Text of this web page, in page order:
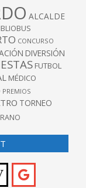
ALCALDE
CONCURSO
DIVERSIÓN
FUTBOL
MÉDICO
PREMIOS
TORNEO